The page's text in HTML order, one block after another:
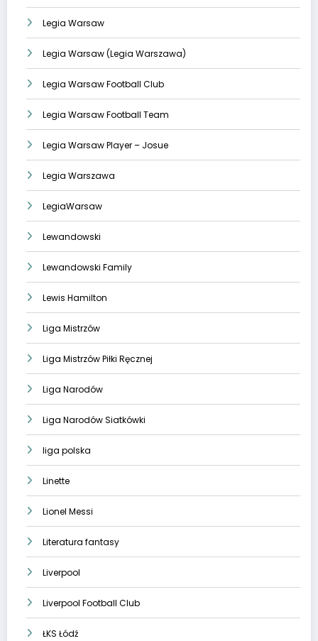
Legia Warsaw
Legia Warsaw (Legia Warszawa)
Legia Warsaw Football Club
Legia Warsaw Football Team
Legia Warsaw Player – Josue
Legia Warszawa
LegiaWarsaw
Lewandowski
Lewandowski Family
Lewis Hamilton
Liga Mistrzów
Liga Mistrzów Piłki Ręcznej
Liga Narodów
Liga Narodów Siatkówki
liga polska
Linette
Lionel Messi
Literatura fantasy
Liverpool
Liverpool Football Club
ŁKS Łódź